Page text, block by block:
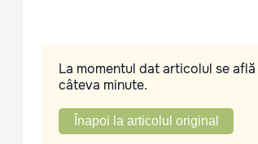
La momentul dat articolul se
câteva minute.
Înapoi la articolul original